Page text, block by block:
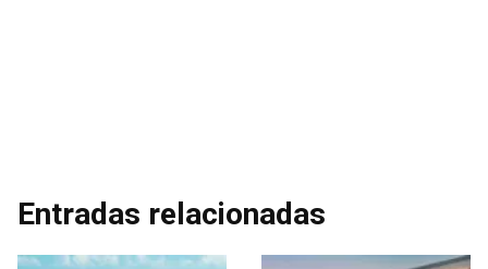
Entradas relacionadas